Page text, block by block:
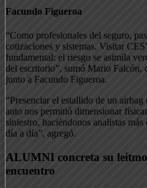
Facundo Figueroa
“Como profesionales del seguro,
cotizaciones y sistemas. Visitar
fundamental: el riesgo se asimila
del escritorio”, sumó Mario
junto a Facundo Figueroa.
“Presenciar el estallido de un
auto nos permitió dimensionar
siniestro, haciéndonos analistas
día a día”, agregó.
ALUMNI concreta su
encuentro